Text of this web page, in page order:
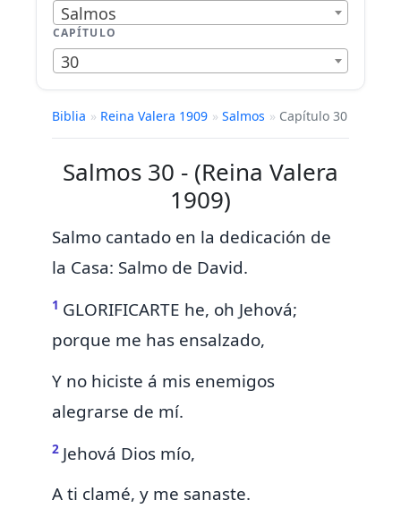
Salmos
CAPÍTULO
30
Biblia » Reina Valera 1909 » Salmos » Capítulo 30
Salmos 30 - (Reina Valera
1909)
Salmo cantado en la dedicación de
la Casa: Salmo de David.
1 GLORIFICARTE he, oh Jehová;
porque me has ensalzado,
Y no hiciste á mis enemigos
alegrarse de mí.
2 Jehová Dios mío,
A ti clamé, y me sanaste.